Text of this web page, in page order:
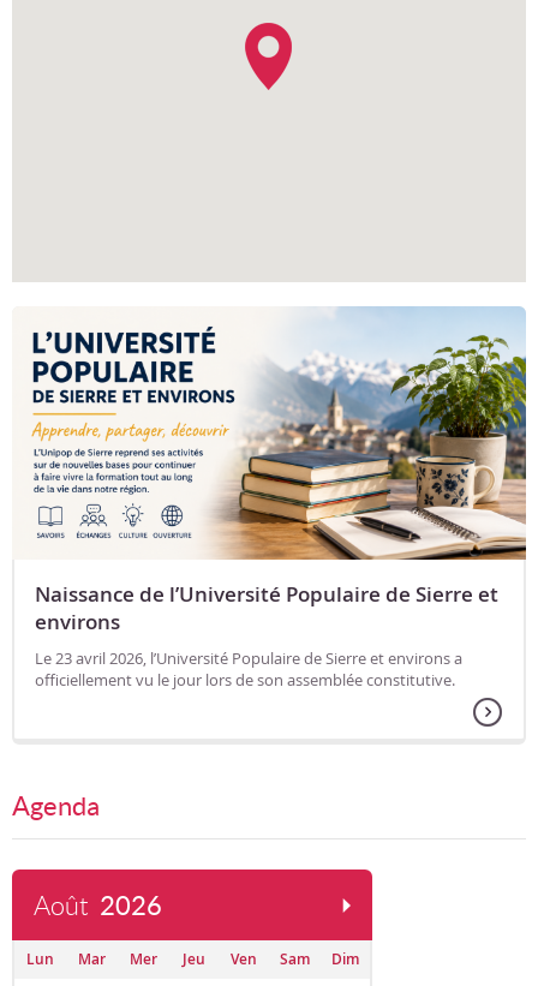
Naissance de l’Université Populaire de Sierre et
environs
Le 23 avril 2026, l’Université Populaire de Sierre et environs a
officiellement vu le jour lors de son assemblée constitutive.
Agenda
Août 2026
Lun Mar Mer Jeu Ven Sam
Dim